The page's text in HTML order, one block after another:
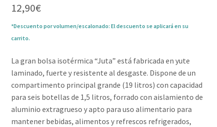
12,90€
*Descuento por volumen/escalonado: El descuento se aplicará en su
carrito.
La gran bolsa isotérmica “Juta” está fabricada en yute
laminado, fuerte y resistente al desgaste. Dispone de un
compartimento principal grande (19 litros) con capacidad
para seis botellas de 1,5 litros, forrado con aislamiento de
aluminio extragrueso y apto para uso alimentario para
mantener bebidas, alimentos y refrescos refrigerados,